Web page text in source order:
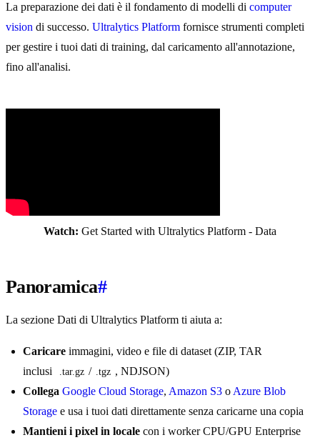
La preparazione dei dati è il fondamento di modelli di computer
vision di successo. Ultralytics Platform fornisce strumenti completi
per gestire i tuoi dati di training, dal caricamento all'annotazione,
fino all'analisi.
Watch: Get Started with Ultralytics Platform - Data
Panoramica#
La sezione Dati di Ultralytics Platform ti aiuta a:
Caricare immagini, video e file di dataset (ZIP, TAR
inclusi
.tar.gz / .tgz , NDJSON)
Collega Google Cloud Storage, Amazon S3 o Azure Blob
Storage e usa i tuoi dati direttamente senza caricarne una copia
Mantieni i pixel in locale con i worker CPU/GPU Enterprise